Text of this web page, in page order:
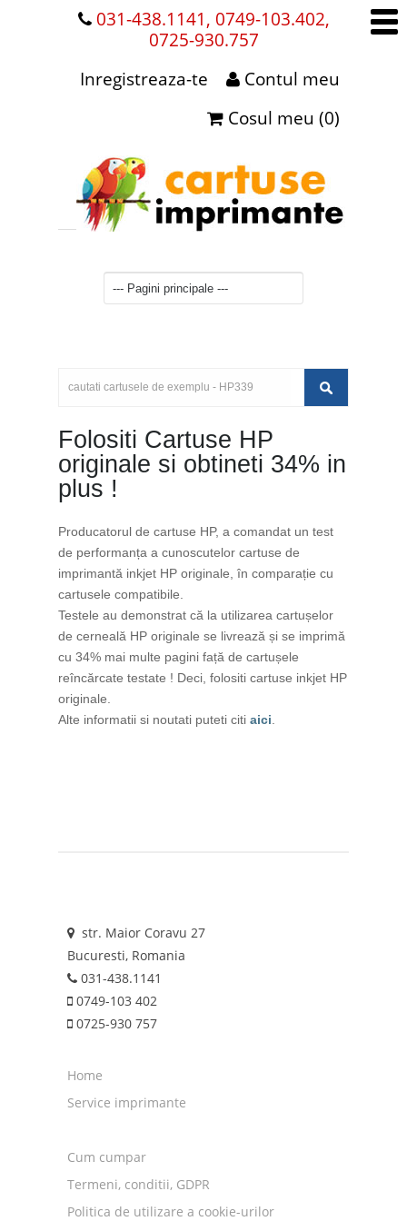
031-438.1141, 0749-103.402,
0725-930.757
Contul meu
Inregistreaza-te
Cosul meu (0)
Folositi Cartuse HP
originale si obtineti 34% in
plus !
Producatorul de cartuse HP, a comandat un test
de performanța a cunoscutelor cartuse de
imprimantă inkjet HP originale, în comparație cu
cartusele compatibile.
Testele au demonstrat că la utilizarea cartușelor
de cerneală HP originale se livrează și se imprimă
cu 34% mai multe pagini față de cartușele
reîncărcate testate ! Deci, folositi cartuse inkjet HP
originale.
Alte informatii si noutati puteti citi aici
str. Maior Coravu 27
Bucuresti, Romania
031-438.1141
0749-103 402
0725-930 757
Home
Service imprimante
Cum cumpar
Termeni, conditii, GDPR
Politica de utilizare a cookie-urilor